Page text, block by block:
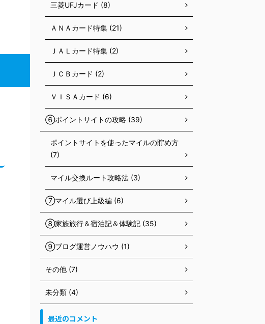
三菱UFJカード (8)
ＡＮＡカード特集 (21)
ＪＡＬカード特集 (2)
ＪＣＢカード (2)
ＶＩＳＡカード (6)
⑥ポイントサイトの攻略 (39)
ポイントサイトを使ったマイルの貯め方
(7)
マイル交換ルート攻略法 (3)
⑦マイル選び上級編 (6)
⑧家族旅行＆宿泊記＆体験記 (35)
⑨ブログ運営ノウハウ (1)
その他 (7)
未分類 (4)
最近のコメント